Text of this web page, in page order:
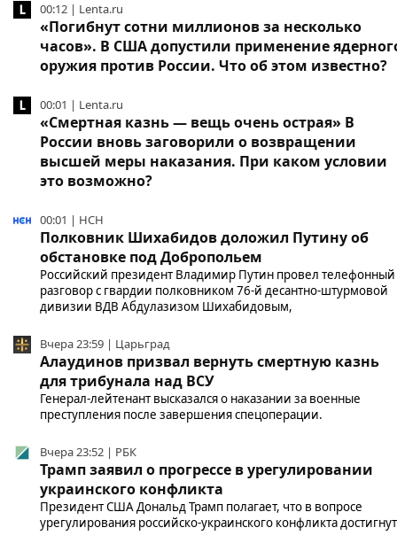
00:12 | Lenta.ru
«Погибнут сотни миллионов за несколько
часов». В США допустили применение
оружия против России. Что об этом известно?
00:01 | Lenta.ru
«Смертная казнь — вещь очень острая» В
России вновь заговорили о возвращении
высшей меры наказания. При каком условии
это возможно?
00:01 | НСН
Полковник Шихабидов доложил Путину об
обстановке под Добропольем
Российский президент Владимир Путин провел телефонный
разговор с гвардии полковником 76-й десантно-штурмовой
дивизии ВДВ Абдулазизом Шихабидовым,
Вчера 23:59 | Царьград
Алаудинов призвал вернуть смертную казнь
для трибунала над ВСУ
Генерал-лейтенант высказался о наказании за военные
преступления после завершения спецоперации.
Вчера 23:52 | РБК
Трамп заявил о прогрессе в урегулировании
украинского конфликта
Президент США Дональд Трамп полагает, что в вопросе
урегулирования российско-украинского конфликта